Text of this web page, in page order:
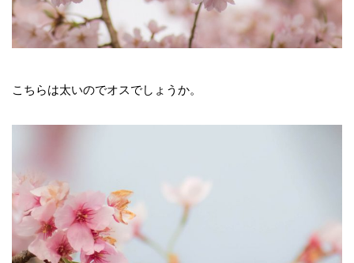
こちらは太いのでオスでしょうか。